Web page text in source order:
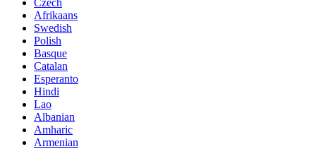
Afrikaans
Swedish
Polish
Basque
Catalan
Esperanto
Hindi
Lao
Albanian
Amharic
Armenian